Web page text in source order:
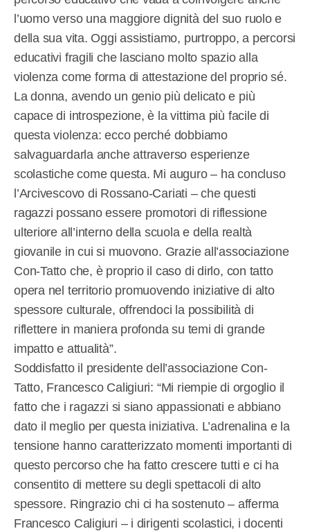
l’uomo verso una maggiore dignità del suo ruolo e
della sua vita. Oggi assistiamo, purtroppo, a percorsi
educativi fragili che lasciano molto spazio alla
violenza come forma di attestazione del proprio sé.
La donna, avendo un genio più delicato e più
capace di introspezione, è la vittima più facile di
questa violenza: ecco perché dobbiamo
salvaguardarla anche attraverso esperienze
scolastiche come questa. Mi auguro – ha concluso
l’Arcivescovo di Rossano-Cariati – che questi
ragazzi possano essere promotori di riflessione
ulteriore all’interno della scuola e della realtà
giovanile in cui si muovono. Grazie all’associazione
Con-Tatto che, è proprio il caso di dirlo, con tatto
opera nel territorio promuovendo iniziative di alto
spessore culturale, offrendoci la possibilità di
riflettere in maniera profonda su temi di grande
impatto e attualità”.
Soddisfatto il presidente dell’associazione Con-
Tatto, Francesco Caligiuri: “Mi riempie di orgoglio il
fatto che i ragazzi si siano appassionati e abbiano
dato il meglio per questa iniziativa. L’adrenalina e la
tensione hanno caratterizzato momenti importanti di
questo percorso che ha fatto crescere tutti e ci ha
consentito di mettere su degli spettacoli di alto
spessore. Ringrazio chi ci ha sostenuto – afferma
Francesco Caligiuri – i dirigenti scolastici, i docenti